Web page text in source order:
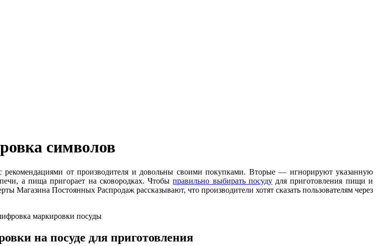
символов
рекомендациями от производителя и довольны своими покупками. Вторые — игнорируют указанную
а пища пригорает на сковородках. Чтобыправильно выбирать посудудля приготовления пищи и
Магазина Постоянных Распродаж рассказывают, что производители хотят сказать пользователям через
на посуде для приготовления